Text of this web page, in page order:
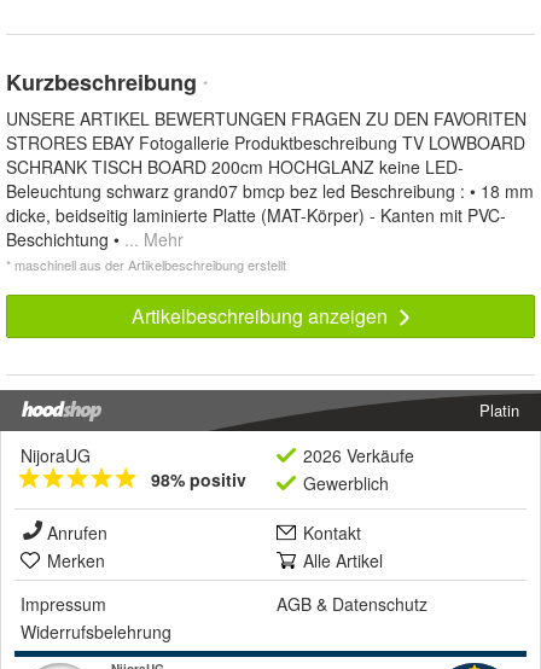
Kurzbeschreibung *
UNSERE ARTIKEL BEWERTUNGEN FRAGEN ZU DEN FAVORITEN
STRORES EBAY Fotogallerie Produktbeschreibung TV LOWBOARD
SCHRANK TISCH BOARD 200cm HOCHGLANZ keine LED-
Beleuchtung schwarz grand07 bmcp bez led Beschreibung : • 18 mm
dicke, beidseitig laminierte Platte (MAT-Körper) - Kanten mit PVC-
Beschichtung • ... Mehr
* maschinell aus der Artikelbeschreibung erstellt
Artikelbeschreibung anzeigen
Platin
NijoraUG
98% positiv
2026 Verkäufe
Gewerblich
Anrufen
Kontakt
Merken
Alle Artikel
Impressum
AGB & Datenschutz
Widerrufsbelehrung